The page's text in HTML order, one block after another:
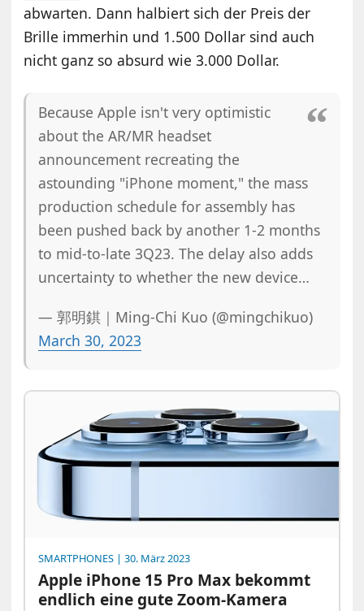
abwarten. Dann halbiert sich der Preis der
Brille immerhin und 1.500 Dollar sind auch
nicht ganz so absurd wie 3.000 Dollar.
Because Apple isn't very optimistic
about the AR/MR headset
announcement recreating the
astounding "iPhone moment," the mass
production schedule for assembly has
been pushed back by another 1-2 months
to mid-to-late 3Q23. The delay also adds
uncertainty to whether the new device…
— 郭明錤｜Ming-Chi Kuo (@mingchikuo)
March 30, 2023
SMARTPHONES | 30. März 2023
Apple iPhone 15 Pro Max bekommt
endlich eine gute Zoom-Kamera